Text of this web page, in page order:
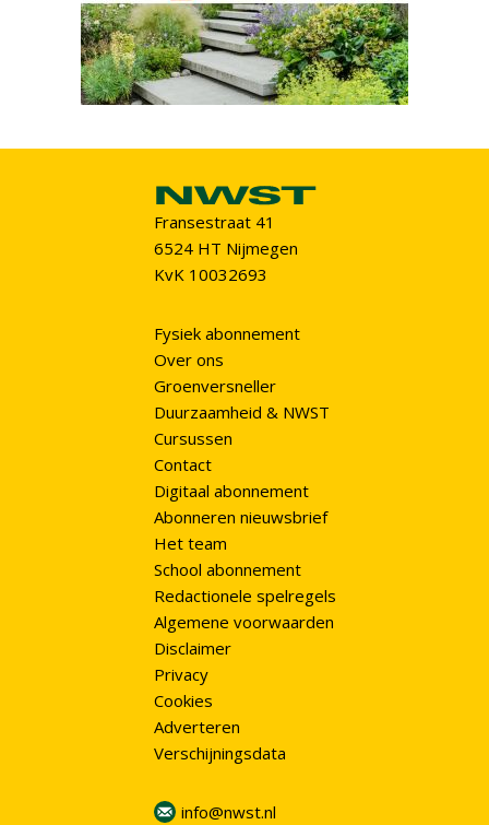
Fransestraat 41
6524 HT Nijmegen
KvK 10032693
Fysiek abonnement
Over ons
Groenversneller
Duurzaamheid & NWST
Cursussen
Contact
Digitaal abonnement
Abonneren nieuwsbrief
Het team
School abonnement
Redactionele spelregels
Algemene voorwaarden
Disclaimer
Privacy
Cookies
Adverteren
Verschijningsdata
info@nwst.nl